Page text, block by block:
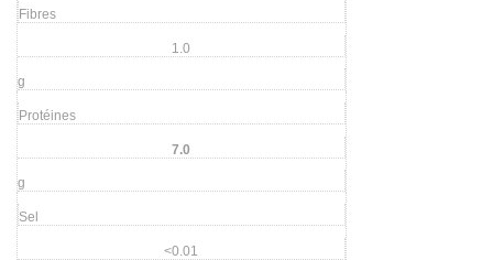
Fibres
1.0
g
Protéines
7.0
g
Sel
<0.01